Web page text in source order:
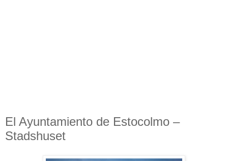
El Ayuntamiento de Estocolmo –
Stadshuset